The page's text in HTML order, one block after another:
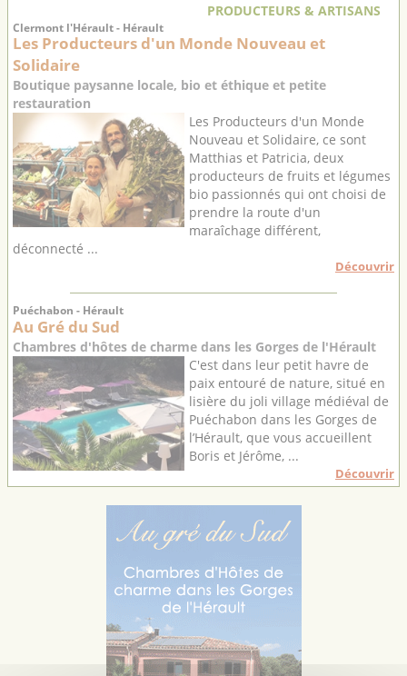
PRODUCTEURS & ARTISANS
Clermont l'Hérault - Hérault
Les Producteurs d'un Monde Nouveau et
Solidaire
Boutique paysanne locale, bio et éthique et petite
restauration
Les Producteurs d'un Monde
Nouveau et Solidaire, ce sont
Matthias et Patricia, deux
producteurs de fruits et légumes
bio passionnés qui ont choisi de
prendre la route d'un
maraîchage différent,
déconnecté ...
Découvrir
Puéchabon - Hérault
Au Gré du Sud
Chambres d'hôtes de charme dans les Gorges de l'Hérault
C'est dans leur petit havre de
paix entouré de nature, situé en
lisière du joli village médiéval de
Puéchabon dans les Gorges de
l’Hérault, que vous accueillent
Boris et Jérôme, ...
Découvrir